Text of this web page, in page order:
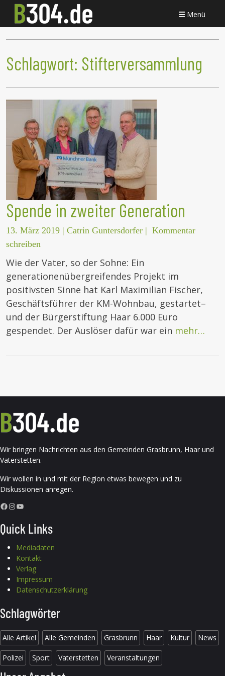
Menü
Schlagwort: Stifterversammlung
Spende in zweiter Generation
13. März 2019 | Catrin Guntersdorfer | Kommentar
schreiben
Wie der Vater, so der Sohne: Ein
generationenübergreifendes Projekt im
positivsten Sinne hat Karl Maximilian Fischer,
Geschäftsführer der KM-Wohnbau, gestartet–
und der Bürgerstiftung Haar 6.000 Euro
gespendet. Der Auslöser dafür war ein mehr…
Wir bringen Nachrichten aus den Gemeinden Grasbrunn, Haar und
Vaterstetten.
Wir wollen in und mit der Region etwas bewegen und zu
Diskussionen anregen.
Facebook InstagramYouTube
Quick Links
Mediadaten
Kontakt
Verlag
Impressum
Datenschutzerklärung
Schlagwörter
Alle Artikel Alle Gemeinden Grasbrunn Haar Kultur News
Polizei Sport Vaterstetten Veranstaltungen